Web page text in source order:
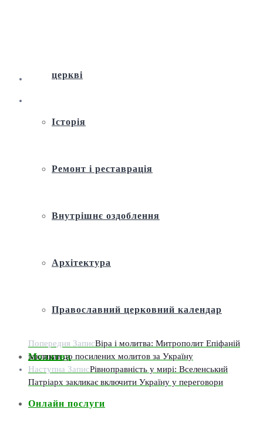
церкві
Історія
Ремонт і реставрація
Внутрішнє оздоблення
Архітектура
Православний церковний календар
Молитва
Онлайн послуги
Попередня ЗаписВіра і молитва: Митрополит Епіфаній
закликав до посилених молитов за Україну
Наступна ЗаписРівноправність у мирі: Вселенський
Патріарх закликає включити Україну у переговори